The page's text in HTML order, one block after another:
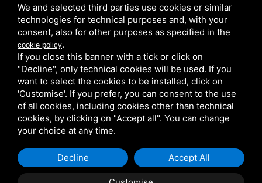
CANDIOLI SRL: P.IVA/C.F. 10358790011 / SEDE: STRADA COMUNALE DI NONE, 1 - 10092 BEINASCO (TO)
HOME
PRODUCTEN
OVER ONS
NIEUWS
CANDIOLI WERELDWIJD
CONTACTEN
GERESERVEERD GEBIED
PRIVACYBELEID/
We and selected third parties use cookies or similar
technologies for technical purposes and, with your
consent, also for other purposes as specified in the
cookie policy.
If you close this banner with a tick or click on
"Decline", only technical cookies will be used. If you
want to select the cookies to be installed, click on
'Customise'. If you prefer, you can consent to the use
of all cookies, including cookies other than technical
cookies, by clicking on "Accept all". You can change
your choice at any time.
Decline Accept All